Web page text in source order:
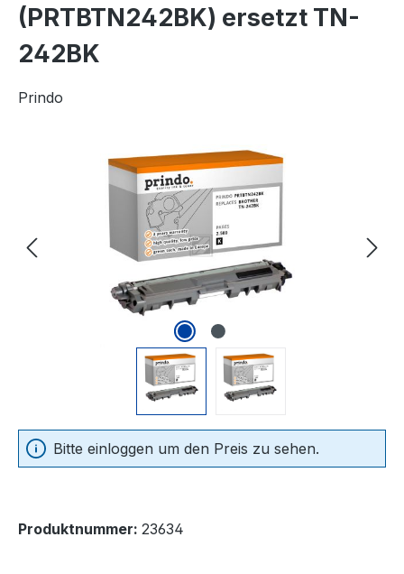
(PRTBTN242BK) ersetzt TN-
242BK
Prindo
Bildergalerie überspringen
Bitte einloggen um den Preis zu sehen.
Produktnummer: 23634